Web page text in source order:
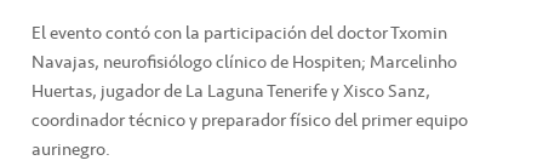
El evento contó con la participación del doctor Txomin
Navajas, neurofisiólogo clínico de Hospiten; Marcelinho
Huertas, jugador de La Laguna Tenerife y Xisco Sanz,
coordinador técnico y preparador físico del primer equipo
aurinegro.